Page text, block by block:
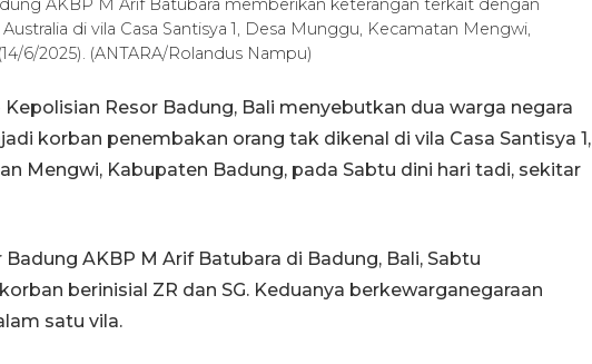
AKBP M Arif Batubara memberikan keterangan terkait dengan
di vila Casa Santisya 1, Desa Munggu, Kecamatan Mengwi,
6/2025). (ANTARA/Rolandus Nampu)
Kepolisian Resor Badung, Bali menyebutkan dua warga negara
korban penembakan orang tak dikenal di vila Casa Santisya 1,
Mengwi, Kabupaten Badung, pada Sabtu dini hari tadi, sekitar
AKBP M Arif Batubara di Badung, Bali, Sabtu
berinisial ZR dan SG. Keduanya berkewarganegaraan
satu vila.